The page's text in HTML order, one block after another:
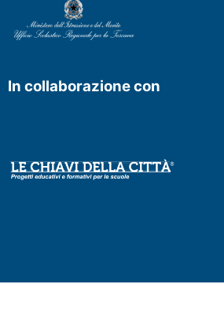
In collaborazione con